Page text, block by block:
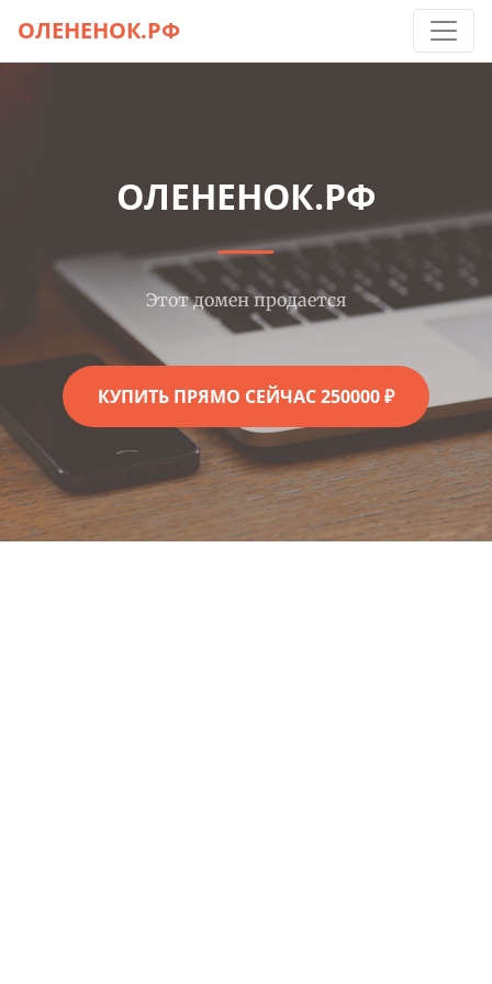
ОЛЕНЕНОК.РФ
ОЛЕНЕНОК.РФ
Этот домен продается
КУПИТЬ ПРЯМО СЕЙЧАС 250000 ₽